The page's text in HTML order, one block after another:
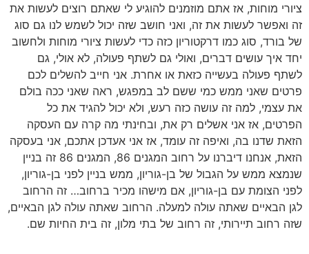
ציורי מוחות, אז אתם מוזמנים להוגיע לי שאתם רוצים לעשות את
זה ואפשר לעשות את זה, ואני חושב שזה יכול לשמש לנו גם סוג
של בורד, סוג כמו דרקטוריון כזה כדי לעשות ציורי מוחות ולחשוב
יחד איך עושים דברים, ואולי גם לשתף פעולה, לא אולי, גם
לשתף פעולה בעשייה כזאת או אחרת. אני חייב להשלים לכם
פרטים שאני ממש כמי ששם לב במפגש, ראה שאני ככה בולם
את עצמי, למה זה עושה כזה רעש, ולא יכול להגיד את כל
הפרטים, אז אני אשלים רק את, ובחינתי מה קרה עם העסקה
הזאת שדנו בה, ואיפה זה עומד, אז אני אעדכן אתכם, אני בעסקה
הזאת, אנחנו דיברנו על רחוב המגנים 86, המגנים 86 זה בניין
שנמצא ממש על הגבול של בן-גוריון, ממש בניין לפני בן-גוריון,
לפני הצומת עם בן-גוריון, אם מישהו מכיר ברחוב… זה הרחוב
לגן הבאיים שאתה עולה למעלה. הרחוב שאתה עולה לגן הבאיים,
שזה רחוב תיירותי, זה רחוב של בתי מלון, זה בית החיות שם.